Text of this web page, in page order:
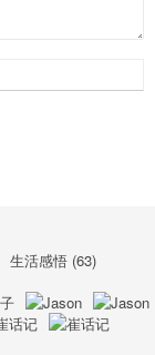
生活感悟 (63)